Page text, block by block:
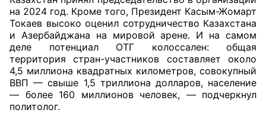
на 2024 год. Кроме того, Президент Касым-Жомарт
Токаев высоко оценил сотрудничество Казахстана
и Азербайджана на мировой арене. И на самом
деле потенциал ОТГ колоссален: общая
территория стран-участников составляет около
4,5 миллиона квадратных километров, совокупный
ВВП — свыше 1,5 триллиона долларов, население
— более 160 миллионов человек, — подчеркнул
политолог.